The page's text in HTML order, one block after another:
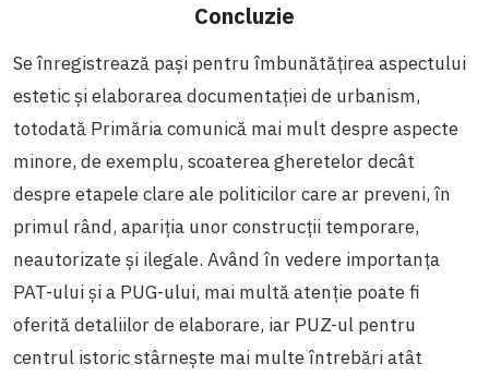
Concluzie
Se înregistrează pași pentru îmbunătățirea aspectului
estetic și elaborarea documentației de urbanism,
totodată Primăria comunică mai mult despre aspecte
minore, de exemplu, scoaterea gheretelor decât
despre etapele clare ale politicilor care ar preveni, în
primul rând, apariția unor construcții temporare,
neautorizate și ilegale. Având în vedere importanța
PAT-ului și a PUG-ului, mai multă atenție poate fi
oferită detaliilor de elaborare, iar PUZ-ul pentru
centrul istoric stârnește mai multe întrebări atât